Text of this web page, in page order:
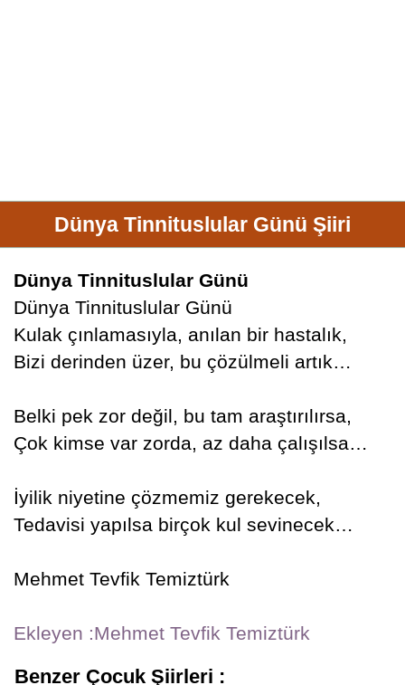
Dünya Tinnituslular Günü Şiiri
Dünya Tinnituslular Günü
Dünya Tinnituslular Günü
Kulak çınlamasıyla, anılan bir hastalık,
Bizi derinden üzer, bu çözülmeli artık…
Belki pek zor değil, bu tam araştırılırsa,
Çok kimse var zorda, az daha çalışılsa…
İyilik niyetine çözmemiz gerekecek,
Tedavisi yapılsa birçok kul sevinecek…
Mehmet Tevfik Temiztürk
Ekleyen :Mehmet Tevfik Temiztürk
Benzer Çocuk Şiirleri :